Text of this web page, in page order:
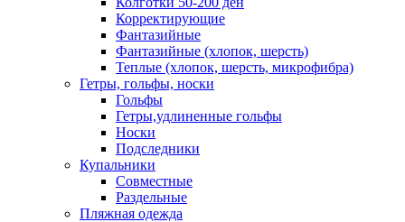
Корректирующие
Фантазийные
Фантазийные (хлопок, шерсть)
Теплые (хлопок, шерсть, микрофибра)
Гетры, гольфы, носки
Гольфы
Гетры,удлиненные гольфы
Носки
Подследники
Купальники
Совместные
Раздельные
Пляжная одежда